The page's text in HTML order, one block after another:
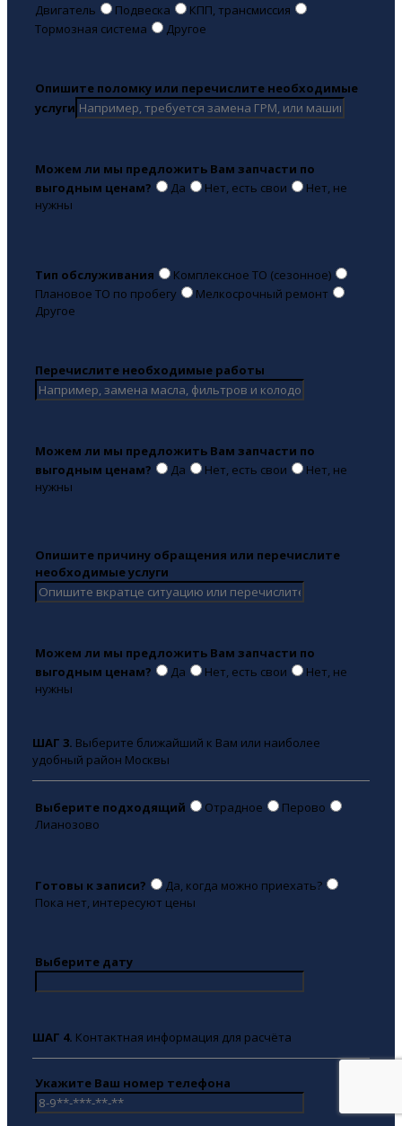
Двигатель
Подвеска
КПП, трансмиссия
Тормозная система
Другое
Опишите поломку или перечислите необходимые
услуги
Можем ли мы предложить Вам запчасти по
выгодным ценам?
Да Нет, есть свои
Нет, не
нужны
Тип обслуживания
Комплексное ТО (сезонное)
Плановое ТО по пробегу
Мелкосрочный ремонт
Другое
Перечислите необходимые работы
Можем ли мы предложить Вам запчасти по
выгодным ценам?
Да Нет, есть свои
Нет, не
нужны
Опишите причину обращения или перечислите
необходимые услуги
Можем ли мы предложить Вам запчасти по
выгодным ценам?
Да Нет, есть свои
Нет, не
нужны
ШАГ 3. Выберите ближайший к Вам или наиболее
удобный район Москвы
Выберите подходящий Отрадное
Перово
Лианозово
Готовы к записи?
Да, когда можно приехать?
Пока нет, интересуют цены
Выберите дату
ШАГ 4. Контактная информация для расчёта
Укажите Ваш номер телефона